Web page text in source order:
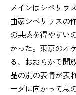
メインはシベリウ
曲家シベリウスの
の共感を得やすい
かった。東京のオ
る、おおらかで開
品の別の表情が表
ーダに向かって息